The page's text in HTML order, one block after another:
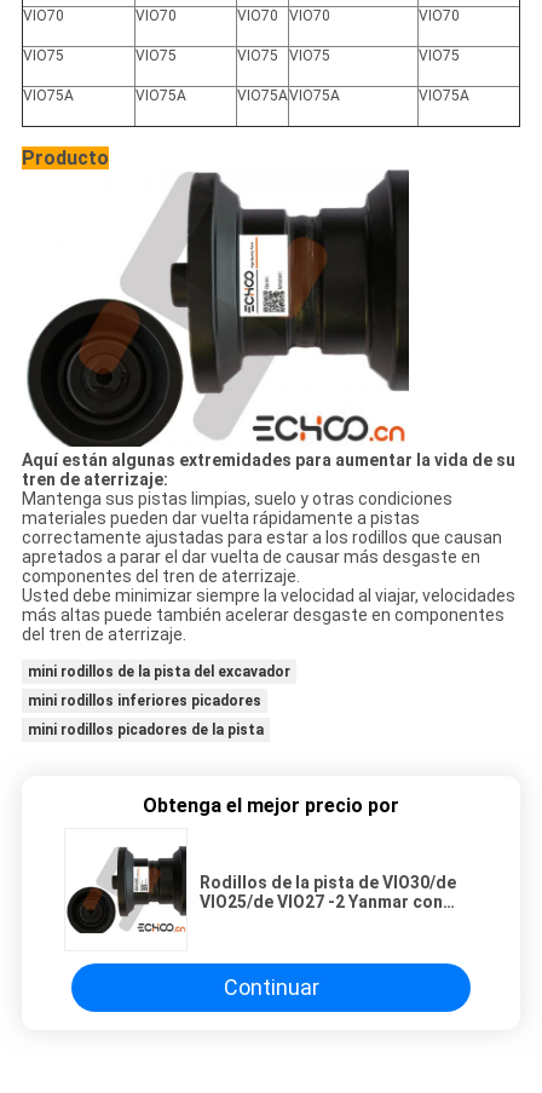
VIO70 VIO70 VIO70 VIO70 VIO70
VIO75 VIO75 VIO75 VIO75 VIO75
VIO75A VIO75A VIO75AVIO75A VIO75A
Producto
Aquí están algunas extremidades para aumentar la vida de su
tren de aterrizaje:
Mantenga sus pistas limpias, suelo y otras condiciones
materiales pueden dar vuelta rápidamente a pistas
correctamente ajustadas para estar a los rodillos que causan
apretados a parar el dar vuelta de causar más desgaste en
componentes del tren de aterrizaje.
Usted debe minimizar siempre la velocidad al viajar, velocidades
más altas puede también acelerar desgaste en componentes
del tren de aterrizaje.
mini rodillos de la pista del excavador
mini rodillos inferiores picadores
mini rodillos picadores de la pista
Obtenga el mejor precio por
Rodillos de la pista de VIO30/de
VIO25/de VIO27 -2 Yanmar con
Continuar